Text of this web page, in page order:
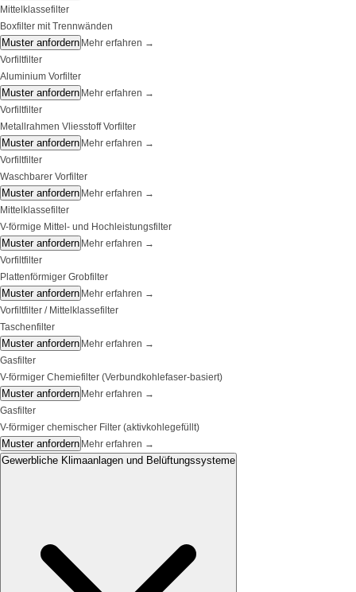
Mittelklassefilter
Boxfilter mit Trennwänden
Muster anfordern Mehr erfahren →
Vorfiltfilter
Aluminium Vorfilter
Muster anfordern Mehr erfahren →
Vorfiltfilter
Metallrahmen Vliesstoff Vorfilter
Muster anfordern Mehr erfahren →
Vorfiltfilter
Waschbarer Vorfilter
Muster anfordern Mehr erfahren →
Mittelklassefilter
V-förmige Mittel- und Hochleistungsfilter
Muster anfordern Mehr erfahren →
Vorfiltfilter
Plattenförmiger Grobfilter
Muster anfordern Mehr erfahren →
Vorfiltfilter / Mittelklassefilter
Taschenfilter
Muster anfordern Mehr erfahren →
Gasfilter
V-förmiger Chemiefilter (Verbundkohlefaser-basiert)
Muster anfordern Mehr erfahren →
Gasfilter
V-förmiger chemischer Filter (aktivkohlegefüllt)
Muster anfordern Mehr erfahren →
Gewerbliche Klimaanlagen und Belüftungssysteme